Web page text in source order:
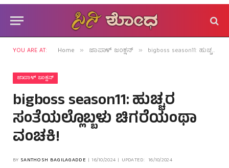
YOU ARE AT: Home » ಜಾಪಾಳ್ ಜಂಕ್ಷನ್ » bigboss season11: ಹುಚ್ಚರ ಸಂತೆಯಲ್ಲೊಬ್ಬಳು ಚಿಗರೆಯಂಥಾ ವಂಚಕಿ!
ಜಾಪಾಳ್ ಜಂಕ್ಷನ್
bigboss season11: ಹುಚ್ಚರ
ಸಂತೆಯಲ್ಲೊಬ್ಬಳು ಚಿಗರೆಯಂಥಾ
ವಂಚಕಿ!
BY SANTHOSH BAGILAGADDE 16/10/2024 UPDATED: 16/10/2024